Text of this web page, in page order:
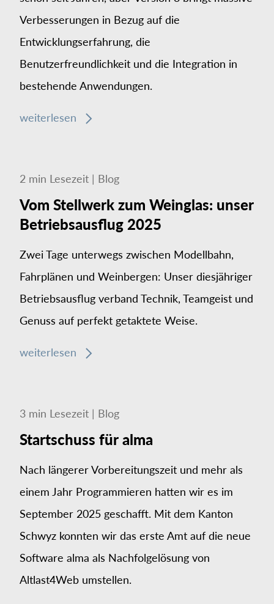
Verbesserungen in Bezug auf die
Entwicklungserfahrung, die
Benutzerfreundlichkeit und die Integration in
bestehende Anwendungen.
weiterlesen
2 min Lesezeit | Blog
Vom Stellwerk zum Weinglas: unser
Betriebsausflug 2025
Zwei Tage unterwegs zwischen Modellbahn,
Fahrplänen und Weinbergen: Unser diesjähriger
Betriebsausflug verband Technik, Teamgeist und
Genuss auf perfekt getaktete Weise.
weiterlesen
3 min Lesezeit | Blog
Startschuss für alma
Nach längerer Vorbereitungszeit und mehr als
einem Jahr Programmieren hatten wir es im
September 2025 geschafft. Mit dem Kanton
Schwyz konnten wir das erste Amt auf die neue
Software alma als Nachfolgelösung von
Altlast4Web umstellen.